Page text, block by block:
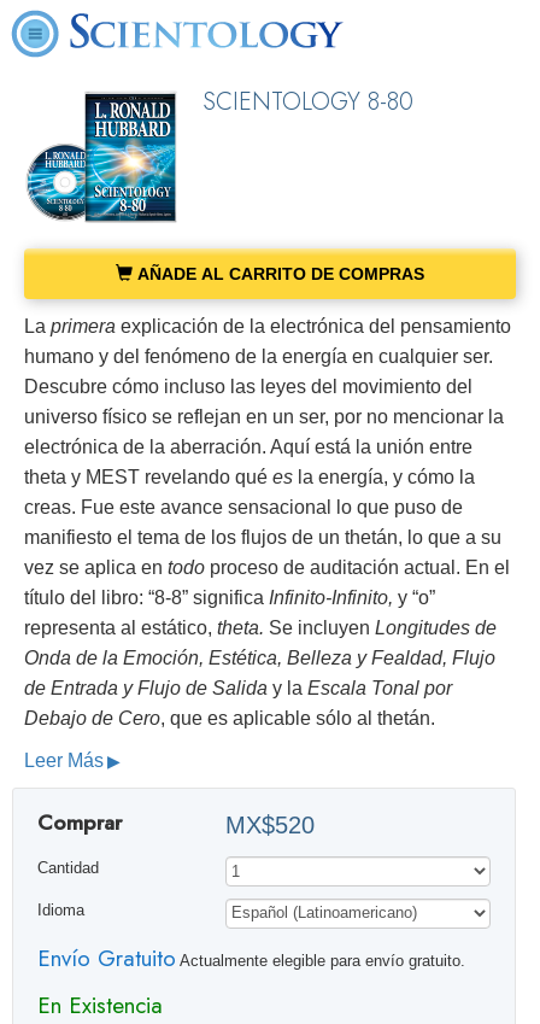
SCIENTOLOGY 8-80
AÑADE AL CARRITO DE COMPRAS
La primera explicación de la electrónica del pensamiento
humano y del fenómeno de la energía en cualquier ser.
Descubre cómo incluso las leyes del movimiento del
universo físico se reflejan en un ser, por no mencionar la
electrónica de la aberración. Aquí está la unión entre
theta y MEST revelando qué es la energía, y cómo la
creas. Fue este avance sensacional lo que puso de
manifiesto el tema de los flujos de un thetán, lo que a su
vez se aplica en todo proceso de auditación actual. En el
título del libro: “8-8” significa Infinito-Infinito, y “o”
representa al estático, theta. Se incluyen Longitudes de
Onda de la Emoción, Estética, Belleza y Fealdad, Flujo
de Entrada y Flujo de Salida y la Escala Tonal por
Debajo de Cero, que es aplicable sólo al thetán.
Leer Más
Comprar MX$520
Cantidad
Idioma
Envío Gratuito Actualmente elegible para envío gratuito.
En Existencia